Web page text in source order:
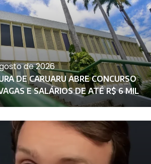
de 2026
DE CARUARU ABRE CONCURSO
E SALÁRIOS DE ATÉ R$ 6 MIL